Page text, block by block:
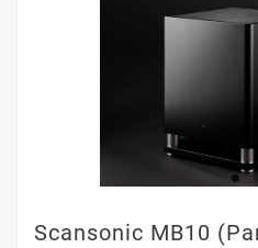
Scansonic MB10